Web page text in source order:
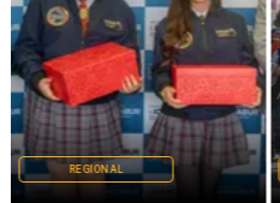
REGIONAL